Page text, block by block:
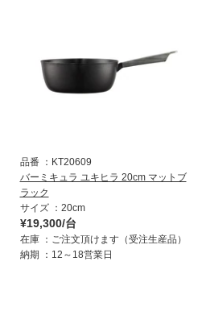
品番
KT20609
バーミキュラ ユキヒラ 20cm マットブ
ラック
サイズ
20cm
¥19,300/台
在庫
ご注文頂けます（受注生産品）
納期
12～18営業日